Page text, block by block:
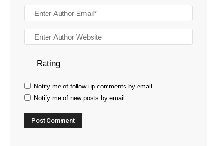
Rating
Notify me of follow-up comments by email.
Notify me of new posts by email.